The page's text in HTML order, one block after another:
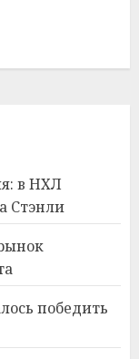
в НХЛ
Стэнли
победить